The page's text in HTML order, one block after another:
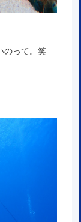
のって。笑